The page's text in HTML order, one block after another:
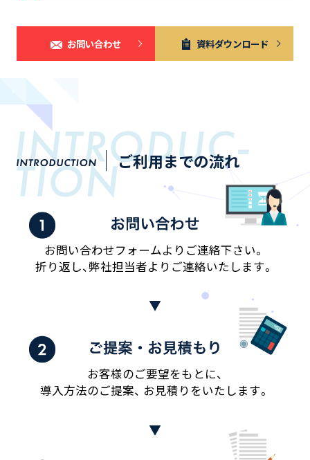
お問い合わせ 資料ダウンロード
ご利用までの流れ
お問い合わせフォームよりご連絡下さい。
折り返し、弊社担当者よりご連絡いたします。
お客様のご要望をもとに、
導入方法のご提案、 お見積りをいたします。